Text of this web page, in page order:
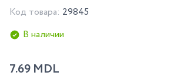
Код товара: 29845
В наличии
7.69 MDL